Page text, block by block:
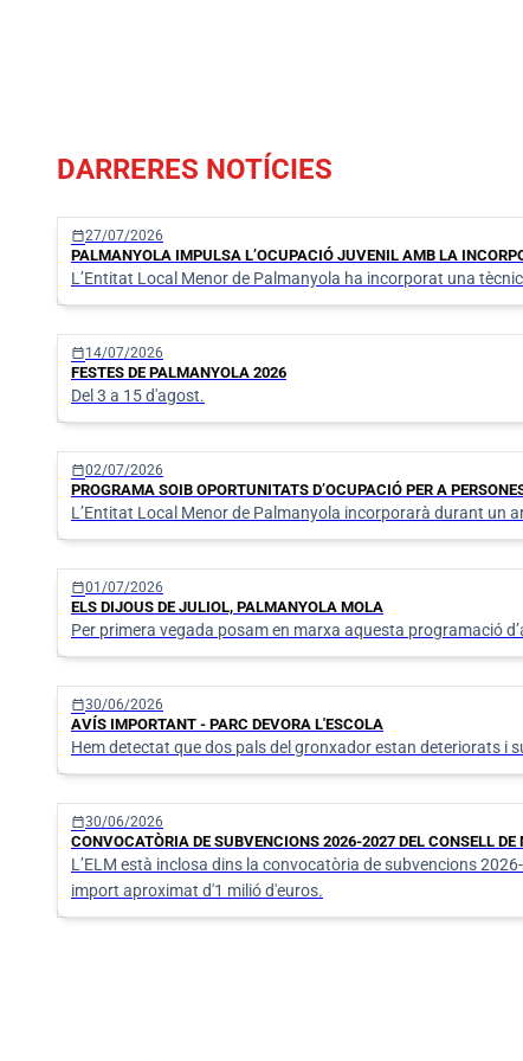
DARRERES NOTÍCIES
calendar_today27/07/2026
PALMANYOLA IMPULSA L’OCUPACIÓ JUVENIL AMB LA
L’Entitat Local Menor de Palmanyola ha incorporat una
calendar_today14/07/2026
FESTES DE PALMANYOLA 2026
Del 3 a 15 d'agost.
calendar_today02/07/2026
PROGRAMA SOIB OPORTUNITATS D’OCUPACIÓ PER A
L’Entitat Local Menor de Palmanyola incorporarà durant un
calendar_today01/07/2026
ELS DIJOUS DE JULIOL, PALMANYOLA MOLA
Per primera vegada posam en marxa aquesta programació
calendar_today30/06/2026
AVÍS IMPORTANT - PARC DEVORA L'ESCOLA
Hem detectat que dos pals del gronxador estan deteriorats i
calendar_today30/06/2026
CONVOCATÒRIA DE SUBVENCIONS 2026-2027 DEL CONSELL DE
L’ELM està inclosa dins la convocatòria de subvencions
import aproximat d'1 milió d'euros.